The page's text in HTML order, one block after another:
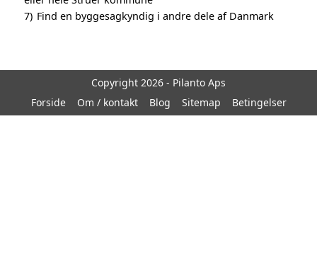
7) Find en byggesagkyndig i andre dele af Danmark
Copyright 2026 - Pilanto Aps
Forside
Om / kontakt Blog Sitemap Betingelser